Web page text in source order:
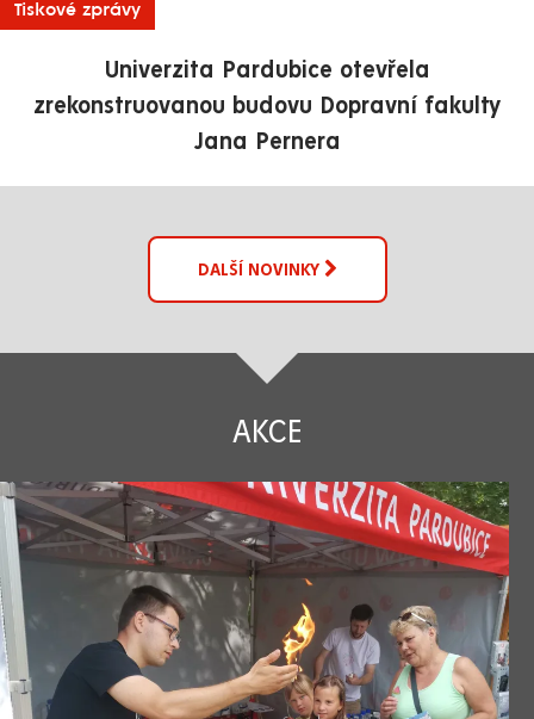
Tiskové zprávy
Univerzita Pardubice otevřela
zrekonstruovanou budovu Dopravní fakulty
Jana Pernera
DALŠÍ NOVINKY
AKCE